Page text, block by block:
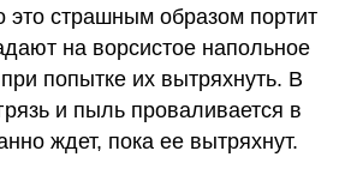
это страшным образом портит
на ворсистое напольное
попытке их вытряхнуть. В
и пыль проваливается в
ждет, пока ее вытряхнут.